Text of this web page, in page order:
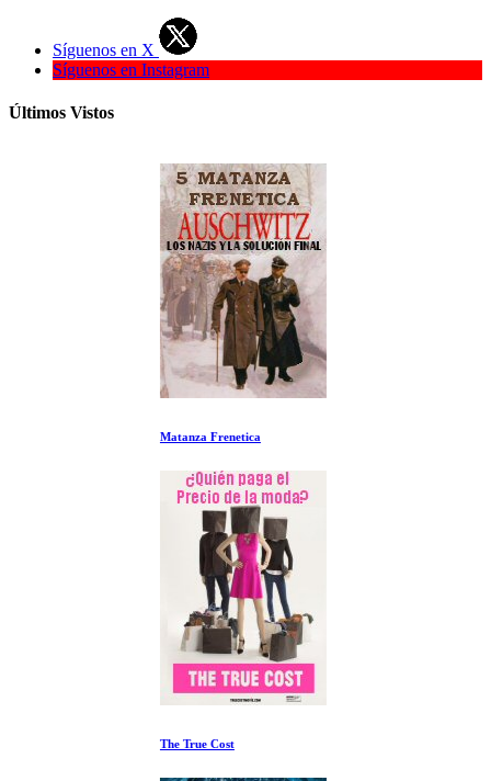
Síguenos en X
Síguenos en Instagram
Últimos Vistos